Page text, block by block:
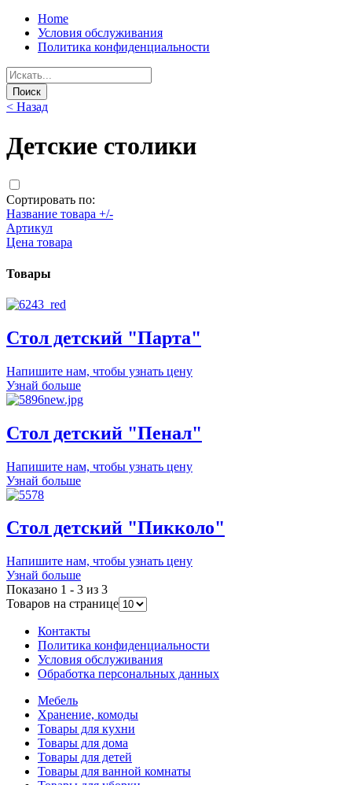
Home
Условия обслуживания
Политика конфиденциальности
< Назад
Детские столики
Сортировать по:
Название товара +/-
Артикул
Цена товара
Товары
Стол детский "Парта"
Напишите нам, чтобы узнать цену
Узнай больше
Стол детский "Пенал"
Напишите нам, чтобы узнать цену
Узнай больше
Стол детский "Пикколо"
Напишите нам, чтобы узнать цену
Узнай больше
Показано 1 - 3 из 3
Товаров на странице
Контакты
Политика конфиденциальности
Условия обслуживания
Обработка персональных данных
Мебель
Хранение, комоды
Товары для кухни
Товары для дома
Товары для детей
Товары для ванной комнаты